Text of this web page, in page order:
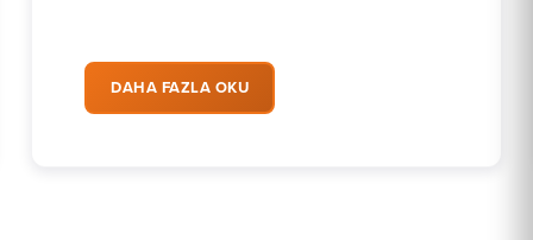
DAHA FAZLA OKU